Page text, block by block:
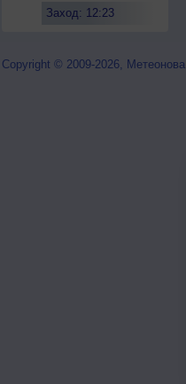
Заход: 12:23
Copyright © 2009-2026, Метеонова